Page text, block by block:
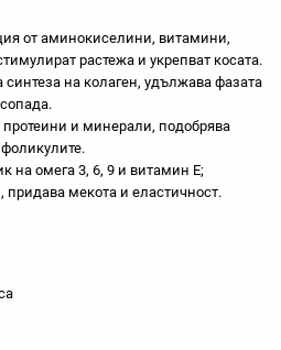
от аминокиселини, витамини,
растежа и укрепват косата.
синтеза на колаген, удължава фазата
протеини и минерали, подобрява
на омега 3, 6, 9 и витамин Е;
мекота и еластичност.